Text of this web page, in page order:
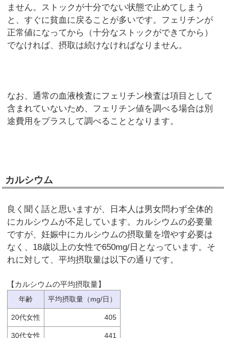
ません。ストックが十分でない状態で止めてしまう
と、すぐに貧血に戻ることが多いです。フェリチンが
正常値になってから（十分なストックができてから）
でなければ、摂取は続けなければなりません。
なお、通常の血液検査にフェリチン検査は項目として
含まれていないため、フェリチン値を調べる場合は別
途費用をプラスして調べることとなります。
カルシウム
良く聞く話と思いますが、日本人は男女問わず全体的
にカルシウムが不足しています。カルシウムの必要量
ですが、妊娠中にカルシウムの摂取量を増やす必要は
なく、18歳以上の女性で650mg/日となっています。そ
れに対して、平均摂取量は以下の通りです。
【カルシウムの平均摂取量】
年齢 平均摂取量（mg/日）
20代女性 405
30代女性 441